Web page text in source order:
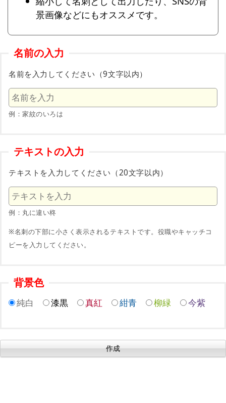
景画像などにもオススメです。
名前の入力
名前を入力してください（9文字以内）
例：家紋のいろは
テキストの入力
テキストを入力してください（20文字以内）
例：丸に違い柊
※名刺の下部に小さく表示されるテキストです。役職やキャッチコ
ピーを入力してください。
背景色
純白 漆黒 真紅 紺青 柳緑 今紫